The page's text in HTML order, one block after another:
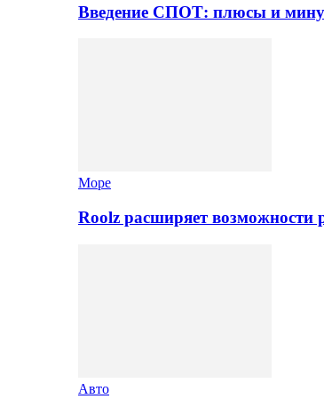
Введение СПОТ: плюсы и
Море
Roolz расширяет
Авто